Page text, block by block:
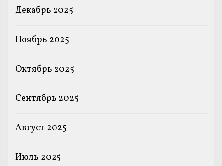
Декабрь 2025
Ноябрь 2025
Октябрь 2025
Сентябрь 2025
Август 2025
Июль 2025